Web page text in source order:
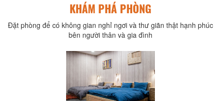
KHÁM PHÁ PHÒNG
Đặt phòng để có không gian nghỉ ngơi và thư giãn thật hạnh phúc
bên người thân và gia đình